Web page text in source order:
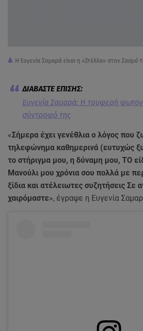
H Ευγενία Σαμαρά είναι η «Στέλλα» στον Σασμό
Ευγενία Σαμαρά: Η τρυφερή
σύντροφό της
«Σήμερα έχει γενέθλια ο λόγος που
τηλεφώνημα καθημερινά (ευτυχώς
το στήριγμα μου, η δύναμη μου, TO
Μανούλι μου χρόνια σου πολλά με
ξίδια και ατέλειωτες συζητήσεις Σε
χαιρόμαστε», έγραψε η Ευγενία